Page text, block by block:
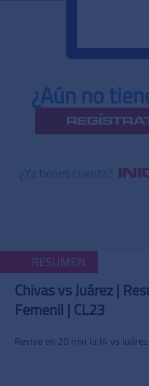
¿Aún no
¿Ya tienes cuenta?
RESUMEN
Chivas vs Juárez |
Femenil | CL23
Revive en 20 min la J4 vs